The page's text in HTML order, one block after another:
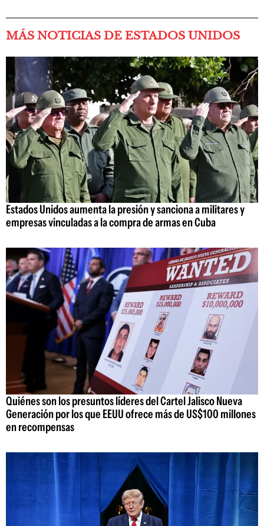
MÁS NOTICIAS DE ESTADOS UNIDOS
Estados Unidos aumenta la presión y sanciona a militares y
empresas vinculadas a la compra de armas en Cuba
Quiénes son los presuntos líderes del Cartel Jalisco Nueva
Generación por los que EEUU ofrece más de US$100 millones
en recompensas